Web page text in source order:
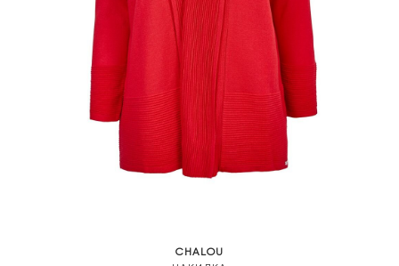
CHALOU